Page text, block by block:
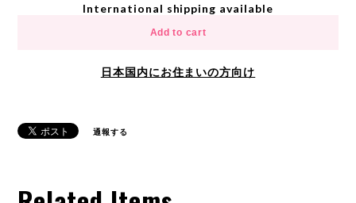
International shipping available
Add to cart
日本国内にお住まいの方向け
通報する